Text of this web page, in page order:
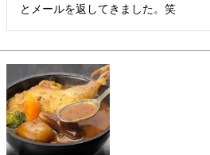
とメールを返してきました。笑